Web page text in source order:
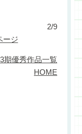
2/9
ージ
期優秀作品一覧
HOME